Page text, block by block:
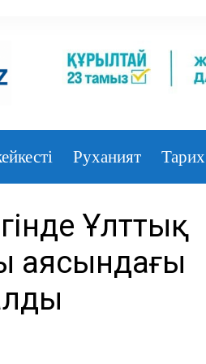
Руханият Тарих
Ұлттық
аясындағы